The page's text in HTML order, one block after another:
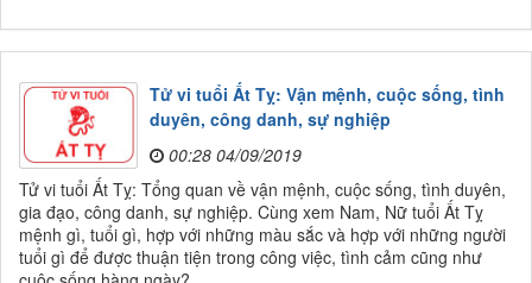
Tử vi tuổi Ất Tỵ: Vận mệnh, cuộc sống, tình
duyên, công danh, sự nghiệp
00:28 04/09/2019
Tử vi tuổi Ất Tỵ: Tổng quan về vận mệnh, cuộc sống, tình duyên,
gia đạo, công danh, sự nghiệp. Cùng xem Nam, Nữ tuổi Ất Tỵ
mệnh gì, tuổi gì, hợp với những màu sắc và hợp với những người
tuổi gì để được thuận tiện trong công việc, tình cảm cũng như